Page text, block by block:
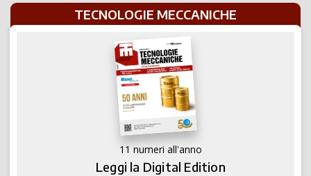
TECNOLOGIE MECCANICHE
11 numeri all'anno
Leggi la Digital Edition